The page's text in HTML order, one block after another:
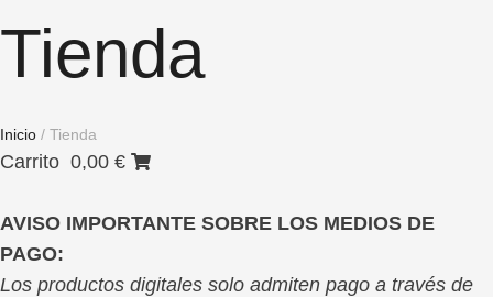
Tienda
Inicio / Tienda
Carrito 0,00 €
AVISO IMPORTANTE SOBRE LOS MEDIOS DE
PAGO:
Los productos digitales solo admiten pago a través de